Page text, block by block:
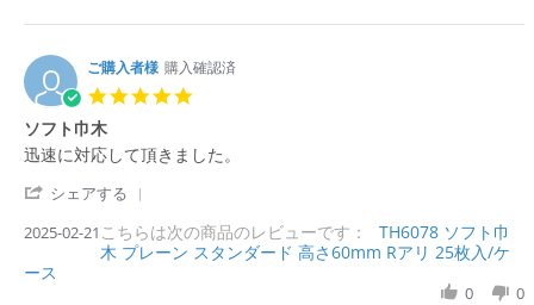
M
y
0
5
入
様
o
n
6
M
y
0
5
t
n
g
よ
か
っ
た
で
e
i
e
w
y
購
様
o
ご購入者様 購入確認済
t
a
t
ソフト巾木
R
v
e
b
r
v
e
s
迅速に対応して頂きました。
シェアする
h
a
2025-02-21 こちらは次の商品のレビューです：
TH6078 ソフト巾
木 プレーン スタンダード 高さ60mm Rアリ 25枚入/ケ
ース
0 0